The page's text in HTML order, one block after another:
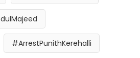
#ArrestPunithKerehalli